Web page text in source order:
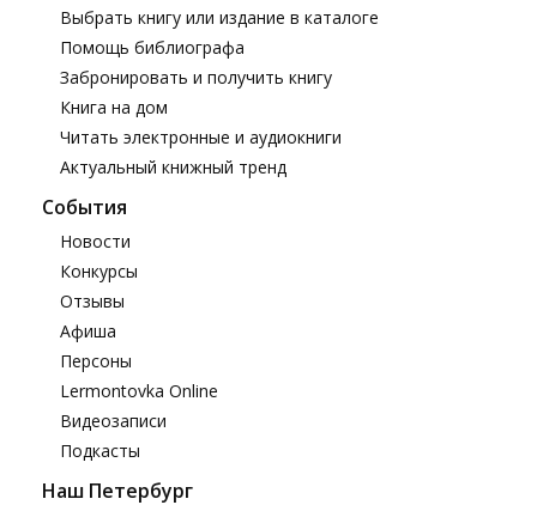
Выбрать книгу или издание в каталоге
Помощь библиографа
Забронировать и получить книгу
Книга на дом
Читать электронные и аудиокниги
Актуальный книжный тренд
События
Новости
Конкурсы
Отзывы
Афиша
Персоны
Lermontovka Online
Видеозаписи
Подкасты
Наш Петербург